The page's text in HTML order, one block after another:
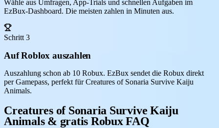
Wähle aus Umfragen, App-Trials und schnellen Aufgaben im
EzBux-Dashboard. Die meisten zahlen in Minuten aus.
Schritt 3
Auf Roblox auszahlen
Auszahlung schon ab 10 Robux. EzBux sendet die Robux direkt
per Gamepass, perfekt für Creatures of Sonaria Survive Kaiju
Animals.
Creatures of Sonaria Survive Kaiju
Animals & gratis Robux FAQ